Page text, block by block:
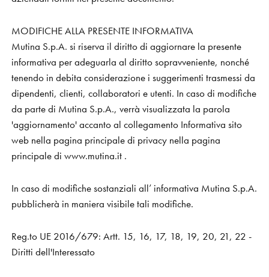
MODIFICHE ALLA PRESENTE INFORMATIVA
Mutina S.p.A. si riserva il diritto di aggiornare la presente
informativa per adeguarla al diritto sopravveniente, nonché
tenendo in debita considerazione i suggerimenti trasmessi da
dipendenti, clienti, collaboratori e utenti. In caso di modifiche
da parte di Mutina S.p.A., verrà visualizzata la parola
'aggiornamento' accanto al collegamento Informativa sito
web nella pagina principale di privacy nella pagina
principale di www.mutina.it.
In caso di modifiche sostanziali all’ informativa Mutina S.p.A.
pubblicherà in maniera visibile tali modifiche.
Reg.to UE 2016/679: Artt. 15, 16, 17, 18, 19, 20, 21, 22 -
Diritti dell'Interessato